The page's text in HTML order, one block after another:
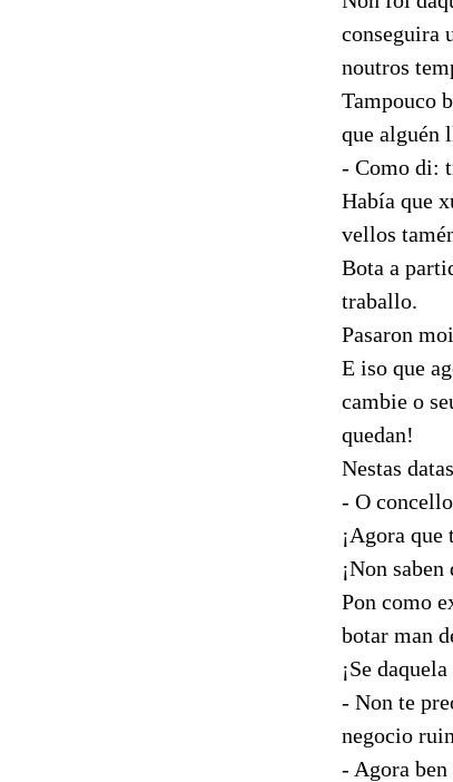
conseguira
noutros
Tampouco
que alguén
- Como di:
Había que
vellos
Bota a
traballo.
Pasaron
E iso que
cambie o
quedan!
Nestas
- O
¡Agora
¡Non
Pon como
botar man
¡Se
- Non te
negocio
- Agora